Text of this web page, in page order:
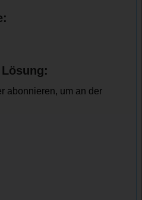
abonnieren, um an der